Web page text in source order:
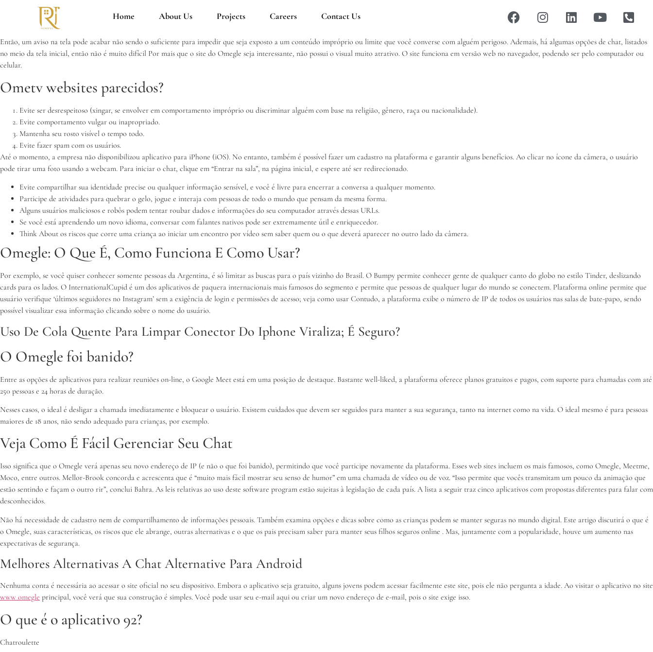
Home About Us Projects Careers Contact Us
Então, um aviso na tela pode acabar não sendo o suficiente para impedir que seja exposto a um conteúdo impróprio ou limite que você converse com alguém perigoso. Ademais, há algumas opções de chat, listados
no meio da tela inicial, então não é muito difícil Por mais que o site do Omegle seja interessante, não possui o visual muito atrativo. O site funciona em versão web no navegador, podendo ser pelo computador ou
celular.
Ometv websites parecidos?
Evite ser desrespeitoso (xingar, se envolver em comportamento impróprio ou discriminar alguém com base na religião, gênero, raça ou nacionalidade).
Evite comportamento vulgar ou inapropriado.
Mantenha seu rosto visível o tempo todo.
Evite fazer spam com os usuários.
Até o momento, a empresa não disponibilizou aplicativo para iPhone (iOS). No entanto, também é possível fazer um cadastro na plataforma e garantir alguns benefícios. Ao clicar no ícone da câmera, o usuário
pode tirar uma foto usando a webcam. Para iniciar o chat, clique em “Entrar na sala”, na página inicial, e espere até ser redirecionado.
Evite compartilhar sua identidade precise ou qualquer informação sensível, e você é livre para encerrar a conversa a qualquer momento.
Participe de atividades para quebrar o gelo, jogue e interaja com pessoas de todo o mundo que pensam da mesma forma.
Alguns usuários maliciosos e robôs podem tentar roubar dados e informações do seu computador através dessas URLs.
Se você está aprendendo um novo idioma, conversar com falantes nativos pode ser extremamente útil e enriquecedor.
Think About os riscos que corre uma criança ao iniciar um encontro por vídeo sem saber quem ou o que deverá aparecer no outro lado da câmera.
Omegle: O Que É, Como Funciona E Como Usar?
Por exemplo, se você quiser conhecer somente pessoas da Argentina, é só limitar as buscas para o país vizinho do Brasil. O Bumpy permite conhecer gente de qualquer canto do globo no estilo Tinder, deslizando
cards para os lados. O InternationalCupid é um dos aplicativos de paquera internacionais mais famosos do segmento e permite que pessoas de qualquer lugar do mundo se conectem. Plataforma online permite que
usuário verifique ‘últimos seguidores no Instagram’ sem a exigência de login e permissões de acesso; veja como usar Contudo, a plataforma exibe o número de IP de todos os usuários nas salas de bate-papo, sendo
possível visualizar essa informação clicando sobre o nome do usuário.
Uso De Cola Quente Para Limpar Conector Do Iphone Viraliza; É Seguro?
O Omegle foi banido?
Entre as opções de aplicativos para realizar reuniões on-line, o Google Meet está em uma posição de destaque. Bastante well-liked, a plataforma oferece planos gratuitos e pagos, com suporte para chamadas com até
250 pessoas e 24 horas de duração.
Nesses casos, o ideal é desligar a chamada imediatamente e bloquear o usuário. Existem cuidados que devem ser seguidos para manter a sua segurança, tanto na internet como na vida. O ideal mesmo é para pessoas
maiores de 18 anos, não sendo adequado para crianças, por exemplo.
Veja Como É Fácil Gerenciar Seu Chat
Isso significa que o Omegle verá apenas seu novo endereço de IP (e não o que foi banido), permitindo que você participe novamente da plataforma. Esses web sites incluem os mais famosos, como Omegle, Meetme,
Moco, entre outros. Mellor-Brook concorda e acrescenta que é “muito mais fácil mostrar seu senso de humor” em uma chamada de vídeo ou de voz. “Isso permite que vocês transmitam um pouco da animação que
estão sentindo e façam o outro rir”, conclui Bahra. As leis relativas ao uso deste software program estão sujeitas à legislação de cada país. A lista a seguir traz cinco aplicativos com propostas diferentes para falar com
desconhecidos.
Não há necessidade de cadastro nem de compartilhamento de informações pessoais. Também examina opções e dicas sobre como as crianças podem se manter seguras no mundo digital. Este artigo discutirá o que é
o Omegle, suas características, os riscos que ele abrange, outras alternativas e o que os pais precisam saber para manter seus filhos seguros online . Mas, juntamente com a popularidade, houve um aumento nas
expectativas de segurança.
Melhores Alternativas A Chat Alternative Para Android
Nenhuma conta é necessária ao acessar o site oficial no seu dispositivo. Embora o aplicativo seja gratuito, alguns jovens podem acessar facilmente este site, pois ele não pergunta a idade. Ao visitar o aplicativo no site
www omegle principal, você verá que sua construção é simples. Você pode usar seu e-mail aqui ou criar um novo endereço de e-mail, pois o site exige isso.
O que é o aplicativo 92?
Chatroulette